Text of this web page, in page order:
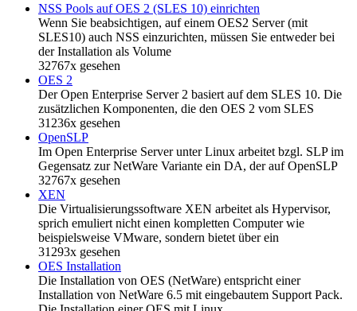
NSS Pools auf OES 2 (SLES 10) einrichten
Wenn Sie beabsichtigen, auf einem OES2 Server (mit
SLES10) auch NSS einzurichten, müssen Sie entweder bei
der Installation als Volume
32767x gesehen
OES 2
Der Open Enterprise Server 2 basiert auf dem SLES 10. Die
zusätzlichen Komponenten, die den OES 2 vom SLES
31236x gesehen
OpenSLP
Im Open Enterprise Server unter Linux arbeitet bzgl. SLP im
Gegensatz zur NetWare Variante ein DA, der auf OpenSLP
32767x gesehen
XEN
Die Virtualisierungssoftware XEN arbeitet als Hypervisor,
sprich emuliert nicht einen kompletten Computer wie
beispielsweise VMware, sondern bietet über ein
31293x gesehen
OES Installation
Die Installation von OES (NetWare) entspricht einer
Installation von NetWare 6.5 mit eingebautem Support Pack.